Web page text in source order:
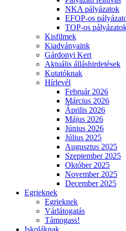
NKA pályázatok
EFOP-os
TOP-os
Kisfilmek
Kiadványaink
Gárdonyi Kert
Aktuális álláshirdetések
Kutatóknak
Hírlevél
Február 2026
Március 2026
Április 2026
Május 2026
Június 2026
Július 2025
Augusztus 2025
Szeptember 2025
Október 2025
November 2025
December 2025
Egrieknek
Egrieknek
Várlátogatás
Támogass!
Iskoláknak